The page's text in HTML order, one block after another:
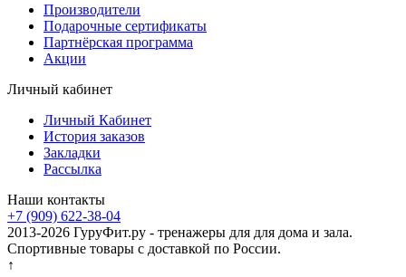
Производители
Подарочные сертификаты
Партнёрская программа
Акции
Личный кабинет
Личный Кабинет
История заказов
Закладки
Рассылка
Наши контакты
+7 (909) 622-38-04
2013-2026 ГуруФит.ру - тренажеры для для дома и зала.
Спортивные товары с доставкой по России.
↑